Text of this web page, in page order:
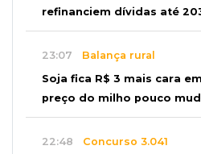
refinanciem dívidas até
23:07 Balança rural
Soja fica R$ 3 mais cara
preço do milho pouco
22:48 Concurso 3.041